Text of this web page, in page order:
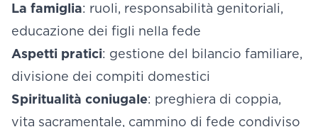
La famiglia: ruoli, responsabilità genitoriali,
educazione dei figli nella fede
Aspetti pratici: gestione del bilancio familiare,
divisione dei compiti domestici
Spiritualità coniugale: preghiera di coppia,
vita sacramentale, cammino di fede condiviso